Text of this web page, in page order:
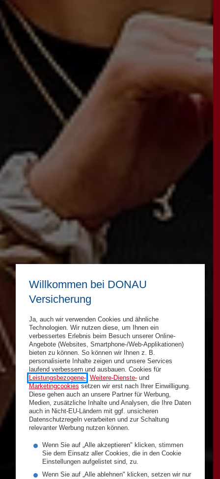
Willkommen bei DONAU
Versicherung
Ja, auch wir verwenden Cookies und ähnliche
Technologien. Wir nutzen diese, um Ihnen ein
verbessertes Erlebnis beim Besuch unserer Online-
Angebote (Websites, Smartphone-/Web-Applikationen)
bieten zu können. So können wir Ihnen z. B.
personalisierte Inhalte zeigen und unsere Services
laufend verbessern und ausbauen. Cookies für
Leistungsbezogene-, Weitere-Dienste-und
Marketingcookies setzen wir erst nach Ihrer Einwilligung.
Diese gehen auch an unsere Partner für Werbung,
Medien, zusätzliche Inhalte und Analysen, die Ihre Daten
auch in Nicht-EU-Ländern mit ggf. unsicheren
Datenschutzregeln verarbeiten und zur Schaltung
relevanter Werbung nutzen können.
Wenn Sie auf „Alle akzeptieren" klicken, stimmen
Sie dem Einsatz aller Cookies, die in den Cookie
Einstellungen aufgelistet sind, zu.
Wenn Sie auf „Alle ablehnen" klicken, setzen wir nur